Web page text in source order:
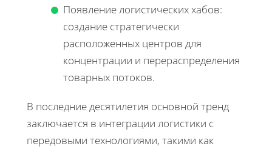
Появление логистических хабов:
создание стратегически
расположенных центров для
концентрации и перераспределения
товарных потоков.
В последние десятилетия основной тренд
заключается в интеграции логистики с
передовыми технологиями, такими как